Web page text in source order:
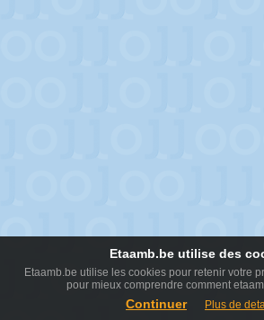
Etaamb.be utilise des
Etaamb.be utilise les cookies pour retenir votre
pour mieux comprendre comment
Continuer Plus de